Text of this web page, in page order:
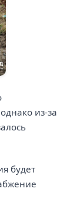
из-за
будет